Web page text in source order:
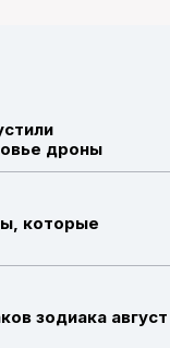
дроны
которые
зодиака август